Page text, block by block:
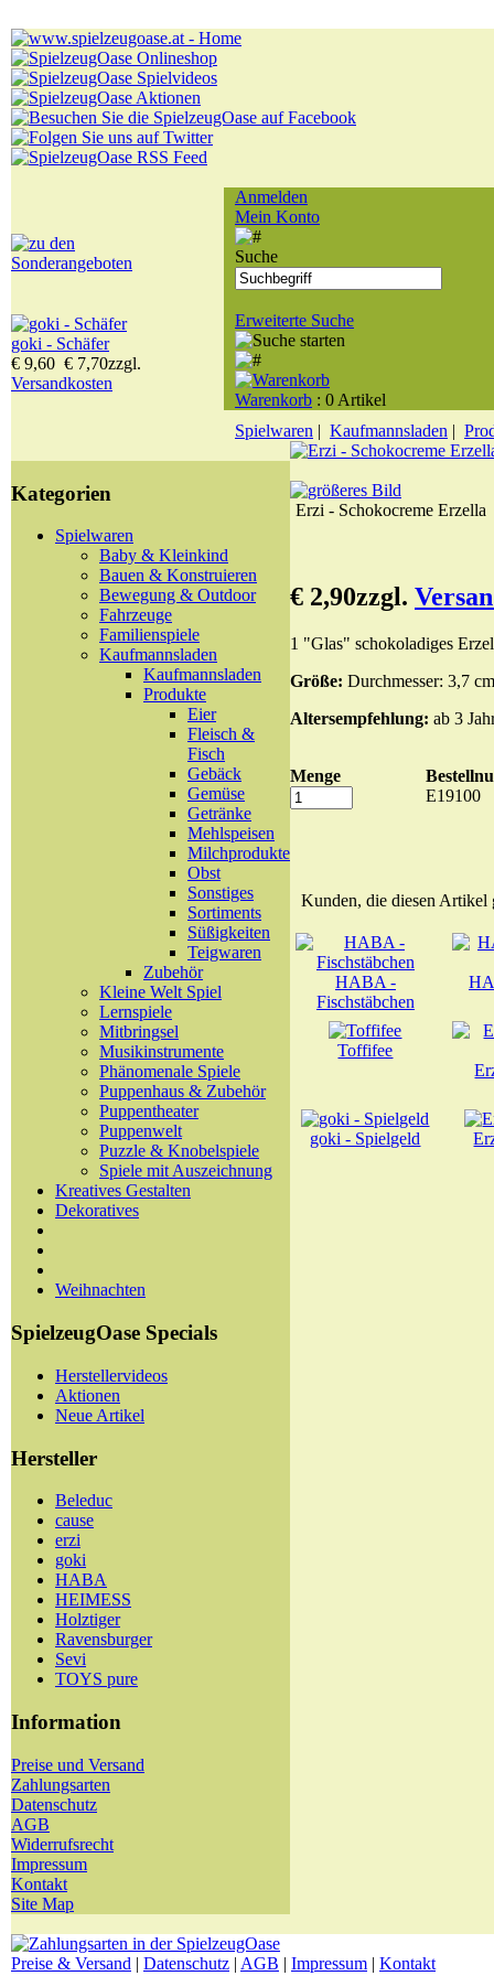
goki - Schäfer
€ 9,60 € 7,70zzgl.
Versandkosten
Anmelden
Mein Konto
Suche
Erweiterte Suche
Warenkorb : 0 Artikel
Spielwaren | Kaufmannsladen |
Kategorien
Spielwaren
Baby & Kleinkind
Bauen & Konstruieren
Bewegung & Outdoor
Fahrzeuge
Familienspiele
Kaufmannsladen
Kaufmannsladen
Produkte
Eier
Fleisch &
Fisch
Gebäck
Gemüse
Getränke
Mehlspeisen
Milchprodukte
Obst
Sonstiges
Sortiments
Süßigkeiten
Teigwaren
Zubehör
Kleine Welt Spiel
Lernspiele
Mitbringsel
Musikinstrumente
Phänomenale Spiele
Puppenhaus & Zubehör
Puppentheater
Puppenwelt
Puzzle & Knobelspiele
Spiele mit Auszeichnung
Kreatives Gestalten
Dekoratives
Weihnachten
SpielzeugOase Specials
Herstellervideos
Aktionen
Neue Artikel
Hersteller
Beleduc
cause
erzi
goki
HABA
HEIMESS
Holztiger
Ravensburger
Sevi
TOYS pure
Information
Preise und Versand
Zahlungsarten
Datenschutz
AGB
Widerrufsrecht
Impressum
Kontakt
Site Map
Erzi - Schokocreme Erzella
€ 2,90zzgl.
1 "Glas" schokoladiges
Größe: Durchmesser: 3,7
Altersempfehlung: ab 3
Menge
E19100
Kunden, die diesen Artikel
HABA -
Fischstäbchen
Toffifee
goki - Spielgeld
Preise & Versand | Datenschutz | AGB | Impressum | Kontakt